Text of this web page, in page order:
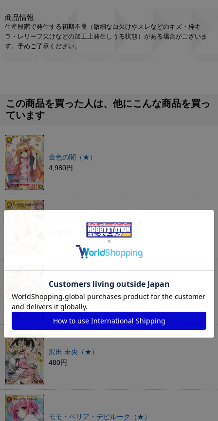
商品情報
生産段階で発生する初期不良（微細な白欠けやスレなどのキズ・枠キ
ラ・レリーフ欠けなどの加工上発生しうる状態）がある場合がございま
す。予めご了承ください。
この商品を買った人は、他にこんな商品を買っ
ています
金色の闇（★）
4,980円
ティアーユ・ルナティーク（★）
ダークネス（★）
5,980円
沢田 未央（★）
480円
モモ・ベリア・デビルーク（★）